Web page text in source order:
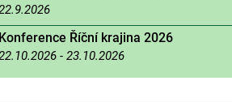
Konference Říční krajina 2026
- 23.10.2026